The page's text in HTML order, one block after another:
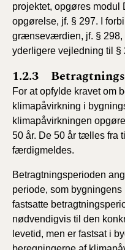
projektet, opgøres modul
opgørelse, jf. § 297. I
grænseværdien, jf. § 298,
yderligere vejledning til §
1.2.3
For at opfylde kravet om
klimapåvirkning i
klimapåvirkningen
50 år. De 50 år tælles fra
færdigmeldes.
Betragtningsperioden
periode, som
fastsatte
nødvendigvis til den
levetid, men er fastsat i